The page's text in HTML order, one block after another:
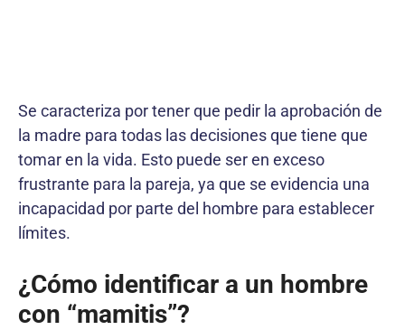
Se caracteriza por tener que pedir la aprobación de
la madre para todas las decisiones que tiene que
tomar en la vida. Esto puede ser en exceso
frustrante para la pareja, ya que se evidencia una
incapacidad por parte del hombre para establecer
límites.
¿Cómo identificar a un hombre
con “mamitis”?